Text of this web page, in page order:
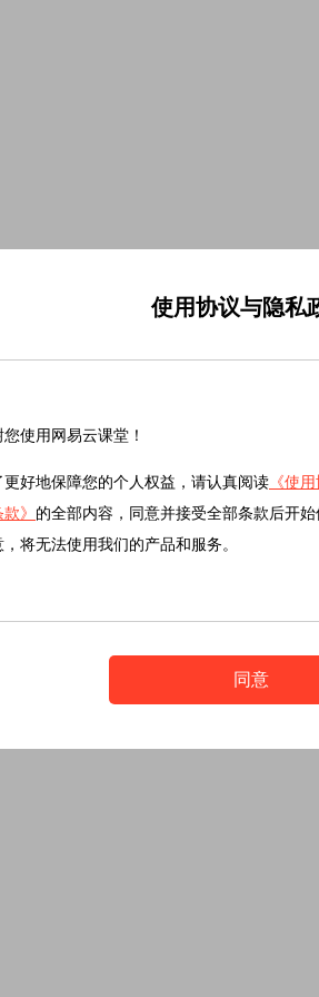
使用协议与隐私
您使用网易云课堂！
更好地保障您的个人权益，请认真阅读 《使用
》 的全部内容，同意并接受全部条款后开
，将无法使用我们的产品和服务。
同意